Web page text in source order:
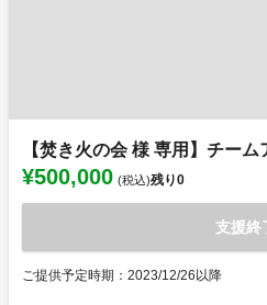
【焚き火の会 様 専用】チー
¥500,000 (税込)残り0
支援終
ご提供予定時期：2023/12/26以降